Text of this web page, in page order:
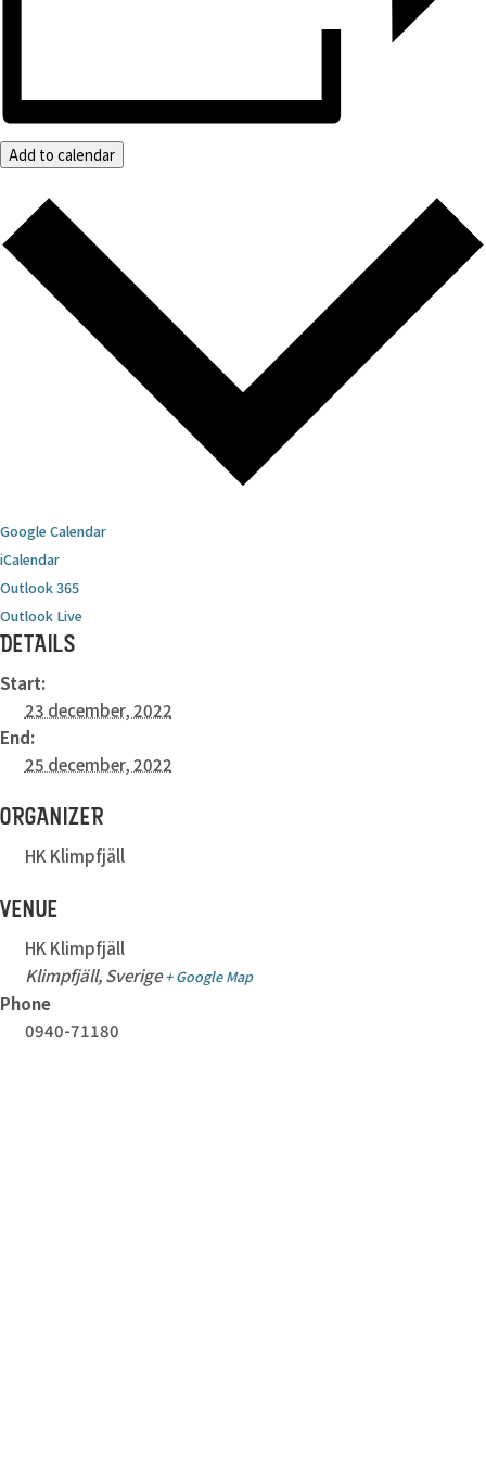
Add to calendar
Google Calendar
iCalendar
Outlook 365
Outlook Live
DETAILS
Start:
23 december, 2022
End:
25 december, 2022
ORGANIZER
HK Klimpfjäll
VENUE
HK Klimpfjäll
Klimpfjäll, Sverige + Google Map
Phone
0940-71180